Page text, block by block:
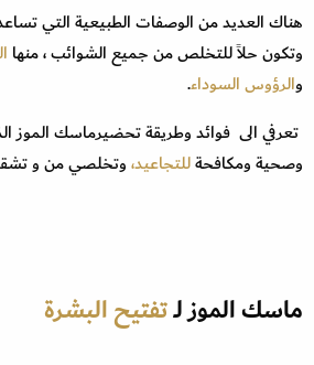
هناك العديد من الوصفات الطبيعية التي
وتكون حلاً للتخلص من جميع الشوائب ، منها
والرؤوس السوداء.
تعرفي الى فوائد وطريقة تحضيرماسك
وصحية ومكافحةللتجاعيد،وتخلصي من و
ماسك الموز لـتفتيح البشرة